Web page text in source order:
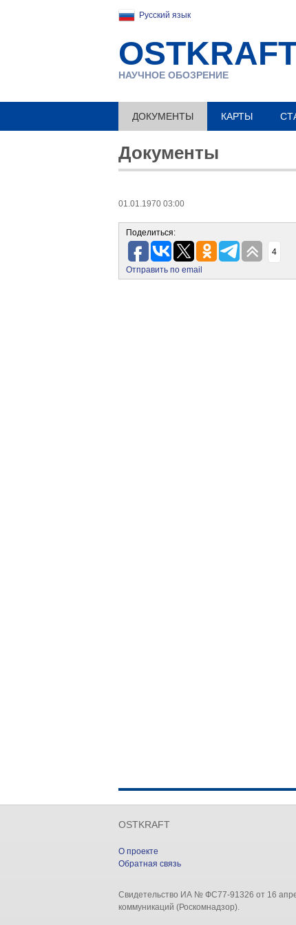
Русский язык
НАУЧНОЕ ОБОЗРЕНИЕ
ДОКУМЕНТЫ КАРТЫ
Документы
01.01.1970 03:00
Поделиться:
4
Отправить по email
OSTKRAFT
О проекте
Обратная связь
Свидетельство ИА № ФС77-91326 от 16
коммуникаций (Роскомнадзор).